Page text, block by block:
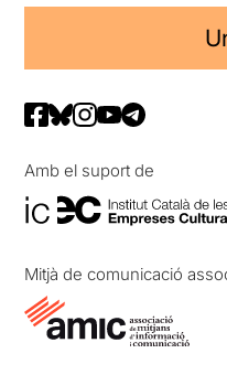
Amb el suport de
Mitjà de comunicació